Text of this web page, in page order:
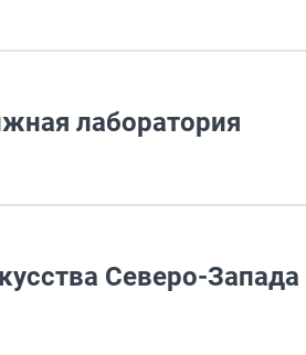
лаборатория
Северо-Запада